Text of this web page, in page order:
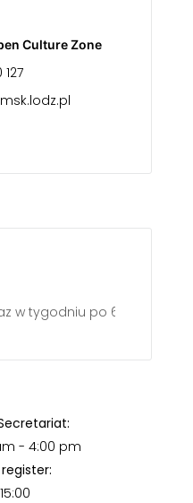
Culture Zone
127
w tygodniu po 60 minut
- 4:00 pm